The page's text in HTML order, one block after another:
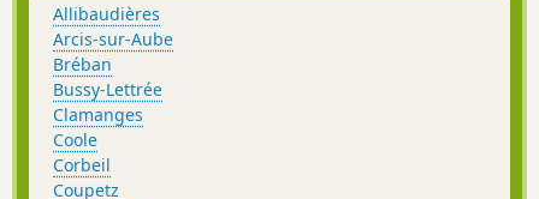
Allibaudières
Arcis-sur-Aube
Bréban
Bussy-Lettrée
Clamanges
Coole
Corbeil
Coupetz